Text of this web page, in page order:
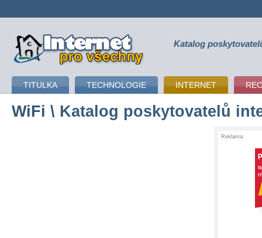
připojení k internetu Katalog
TITULKA TECHNOLOGIE INTERNET
WiFi \ Katalog poskytovatelů
Reklama: